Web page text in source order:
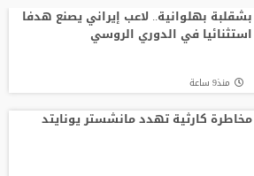
للفريق خلال الموسم المقبل
ميسي يصل إلى الأرجنتين.. الكشف عن
تفاصيل جنازة والده
بشقلبة بهلوانية.. لاعب إيراني يصنع هدفا
استثنائيا في الدوري الروسي
منذ9 ساعة
مخاطرة كارثية تهدد مانشستر يونايتد